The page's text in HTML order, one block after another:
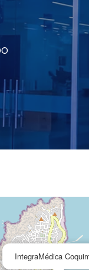
IntegraMédica